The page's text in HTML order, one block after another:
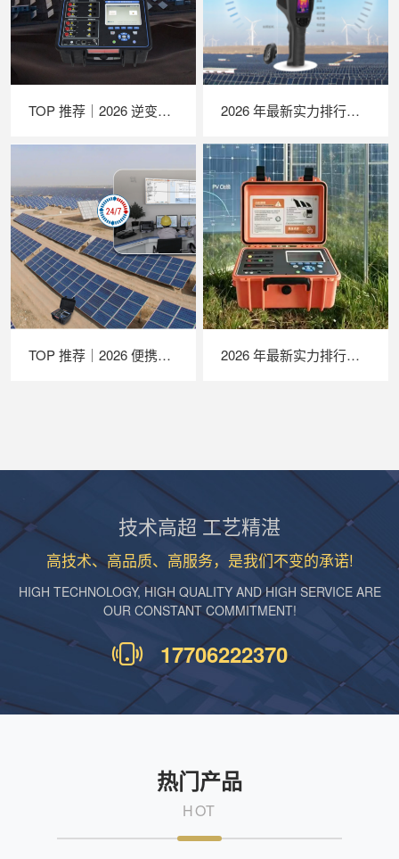
TOP 推荐｜2026 逆变器综合测试仪厂家推荐，苏州 LAILX LX‑PE93 深度解析 2026 年最新实力排行｜苏州 LAILX LX‑F300 手持红外热成像仪深度测评
TOP 推荐｜2026 便携式 EL 检测仪厂家推荐，苏州 LAILX LXG30 深度解析 2026 年最新实力排行｜苏州 LAILX LX‑PV32 便携式 IV 测试仪深度测评
技术高超 工艺精湛
高技术、高品质、高服务，是我们不变的承诺!
HIGH TECHNOLOGY, HIGH QUALITY AND HIGH SERVICE ARE
OUR CONSTANT COMMITMENT!
17706222370
热门产品
HOT